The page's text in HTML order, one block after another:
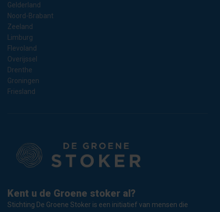
Gelderland
Noord-Brabant
Zeeland
Limburg
Flevoland
Overijssel
Drenthe
Groningen
Friesland
Kent u de Groene stoker al?
Stichting De Groene Stoker is een initiatief van mensen die